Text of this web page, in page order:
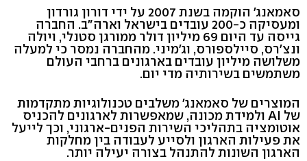
סאמאנג' הוקמה בשנת 2007 על ידי דורון גורדון
ומעסיקה כ-200 עובדים בישראל וארה"ב. החברה
גייסה עד היום 69 מיליון דולר ממורגן סטנלי, ויולה
ונצ'רס, סיילספורס, וג'מיני. מהחברה נמסר כי למעלה
משלושה מיליון עובדים בארגונים ברחבי העולם
משתמשים בשירותיה מדי יום.
המוצרים של סאמאנג' משלבים טכנולוגיות מתקדמות
של AI ולמידת מכונה, שמאפשרות לארגונים להכניס
אוטומציה בתהליכי השירות הפנים-ארגוני, וכך לייעל
את פעילות הארגון ולסייע לעבודה בין מחלקות
הארגון השונות להתנהל בצורה יעילה יותר.